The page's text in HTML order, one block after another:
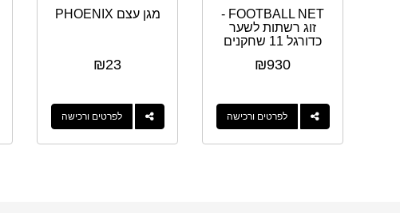
FOOTBALL NET -
זוג רשתות לשער
כדורגל 11 שחקנים
₪930
לפרטים ורכישה
מגן עצם PHOENIX
₪23
לפרטים ורכישה